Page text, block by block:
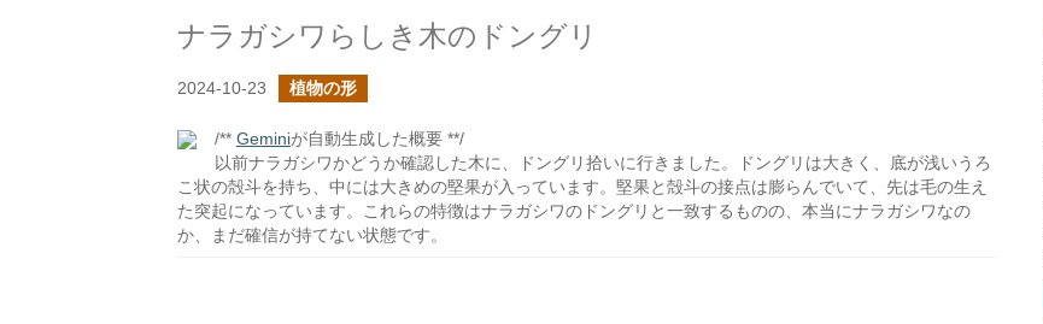
ナラガシワらしき木のドングリ
2024-10-23 植物の形
/** Geminiが自動生成した概要 **/
以前ナラガシワかどうか確認した木に、ドングリ拾いに行きました。ドングリは大きく、底が浅いうろ
こ状の殻斗を持ち、中には大きめの堅果が入っています。堅果と殻斗の接点は膨らんでいて、先は毛の生え
た突起になっています。これらの特徴はナラガシワのドングリと一致するものの、本当にナラガシワなの
か、まだ確信が持てない状態です。